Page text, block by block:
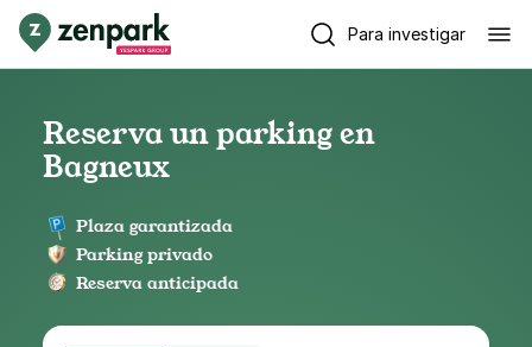
Para investigar
Reserva un parking en
Bagneux
Plaza garantizada
Parking privado
Reserva anticipada